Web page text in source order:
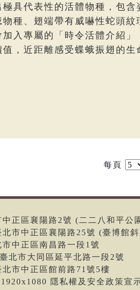
具代表性的活體物種，包
種、翅端帶有威嚇性蛇頭
入專屬的「時令活體介紹
，近距離感受蝶蛾振翅的
每頁
正區襄陽路2號 (二二八和平公
市中正區襄陽路25號 (臺博館
中正區南昌路一段1號
北市大同區延平北路一段2號
市中正區館前路71號5樓
隱私權及安全政策宣